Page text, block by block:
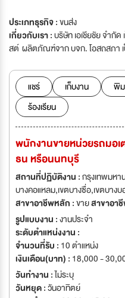
ประเภทธุรกิจ :ขนส่ง
เกี่ยวกับเรา :บริษัท เอเชียชัย จำกั
สต์ ผลิตภัณฑ์จาก บจก. โอสถสภา
แชร์ เก็บงาน
พิ
ร้องเรียน
พนักงานขายหน่วยรถมอเ
ธน หรือนนทบุรี
สถานที่ปฏิบัติงาน :กรุงเทพมหา
บางคอแหลม,เขตบางซื่อ,เขตบาง
สาขาอาชีพหลัก :ขายสาขาอา
รูปแบบงาน :งานประจำ
ระดับตำแหน่งงาน :
จำนวนที่รับ : 10 ตำแหน่ง
เงินเดือน(บาท) : 18,000 -
วันทำงาน :ไม่ระบุ
วันหยุด :วันอาทิตย์